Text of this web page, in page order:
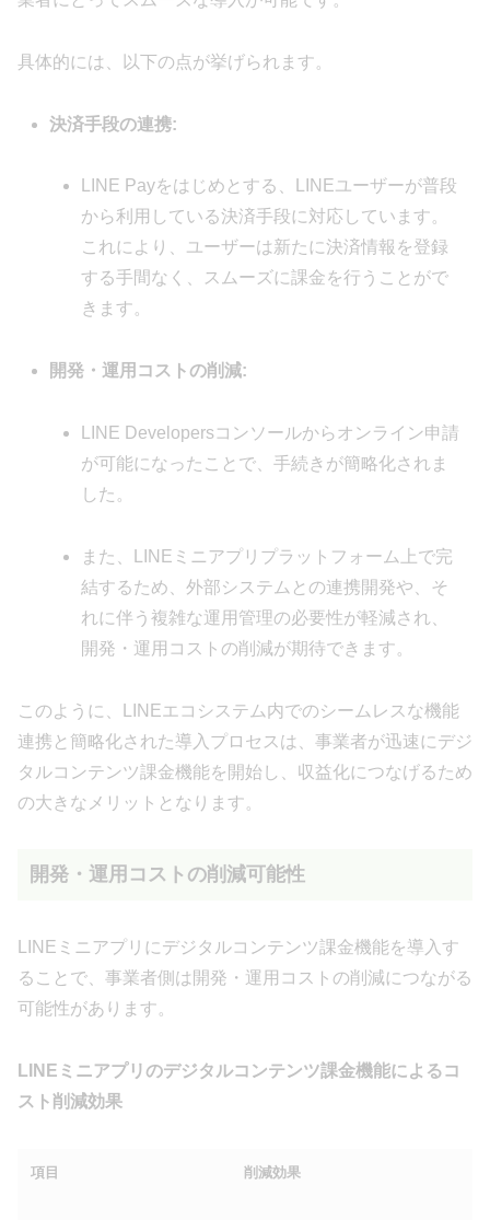
具体的には、以下の点が挙げられます。
決済手段の連携:
LINE Payをはじめとする、LINEユーザーが普段
から利用している決済手段に対応しています。
これにより、ユーザーは新たに決済情報を登録
する手間なく、スムーズに課金を行うことがで
きます。
開発・運用コストの削減:
LINE Developersコンソールからオンライン申請
が可能になったことで、手続きが簡略化されま
した。
また、LINEミニアプリプラットフォーム上で完
結するため、外部システムとの連携開発や、そ
れに伴う複雑な運用管理の必要性が軽減され、
開発・運用コストの削減が期待できます。
このように、LINEエコシステム内でのシームレスな機能
連携と簡略化された導入プロセスは、事業者が迅速にデジ
タルコンテンツ課金機能を開始し、収益化につなげるため
の大きなメリットとなります。
開発・運用コストの削減可能性
LINEミニアプリにデジタルコンテンツ課金機能を導入す
ることで、事業者側は開発・運用コストの削減につながる
可能性があります。
LINEミニアプリのデジタルコンテンツ課金機能によるコ
スト削減効果
項目 削減効果